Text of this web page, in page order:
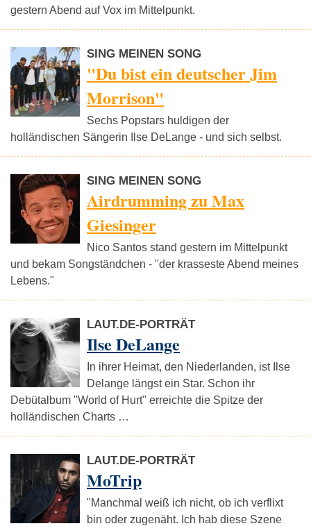
gestern Abend auf Vox im Mittelpunkt.
SING MEINEN SONG
"Du bist ein deutscher Jim
Morrison"
Sechs Popstars huldigen der
holländischen Sängerin Ilse DeLange - und sich selbst.
SING MEINEN SONG
Airdrumming zu Max
Giesinger
Nico Santos stand gestern im Mittelpunkt
und bekam Songständchen - "der krasseste Abend meines
Lebens."
LAUT.DE-PORTRÄT
Ilse DeLange
In ihrer Heimat, den Niederlanden, ist Ilse
Delange längst ein Star. Schon ihr
Debütalbum "World of Hurt" erreichte die Spitze der
holländischen Charts …
LAUT.DE-PORTRÄT
MoTrip
"Manchmal weiß ich nicht, ob ich verflixt
bin oder zugenäht. Ich hab diese Szene